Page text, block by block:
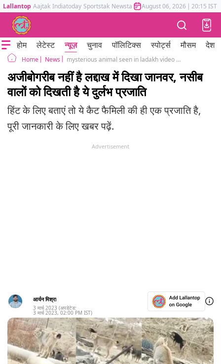
Lallantop Aajtak Indiatoday Sportstak Newstak Mumbai Tak Astrotak
August 06, 2026 | 20:15 IST
होम लेटेस्ट न्यूज़ चुनाव पॉलिटिक्स स्पोर्ट्स मौसम देश
Home News mysterious animal seen in ladakh video viral lynx
अजीबोगरीब नहीं है लद्दाख में दिखा जानवर, नसीब
वालों को दिखती है ये दुर्लभ प्रजाति
हिंट के लिए बताएं तो ये कैट फैमिली की ही एक प्रजाति है,
पूरी जानकारी के लिए खबर पढ़ें.
Advertisement
आर्यन मिश्रा
3 मार्च 2023 (अपडेटेड:
3 मार्च 2023, 02:00 PM IST)